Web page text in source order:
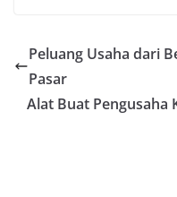
Peluang Usaha dari
Pasar
Alat Buat Pengusaha